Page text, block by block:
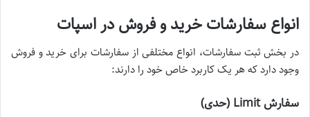
انواع سفارشات خرید و فروش در اسپات
در بخش ثبت سفارشات، انواع مختلفی از سفارشات برای خرید و فروش
وجود دارد که هر یک کاربرد خاص خود را دارند:
سفارش Limit (حدی)